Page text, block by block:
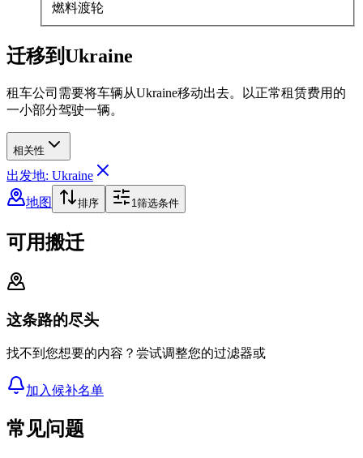
燃料渡轮
迁移到Ukraine
租车公司需要将车辆从Ukraine移动出去。以正常租赁费用的
一小部分驾驶一辆。
相关性
出发地: Ukraine
地图
排序 1筛选条件
可用搬迁
这条路的尽头
找不到您想要的内容？尝试调整您的过滤器或
加入候补名单
常见问题